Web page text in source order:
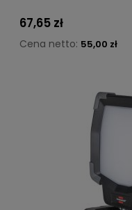
67,65 zł
Cena netto: 55,00 zł